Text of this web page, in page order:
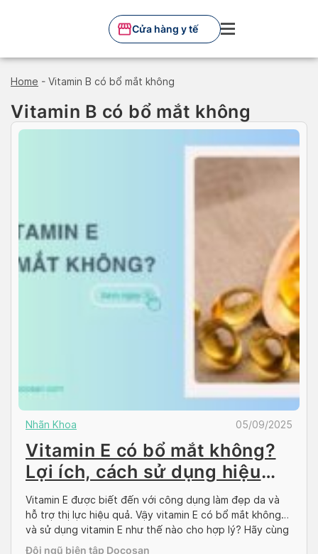
Cửa hàng y tế
Home - Vitamin B có bổ mắt không
Vitamin B có bổ mắt không
Nhãn Khoa 05/09/2025
Vitamin E có bổ mắt không?
Lợi ích, cách sử dụng hiệu
quả
Vitamin E được biết đến với công dụng làm đẹp da và
hỗ trợ thị lực hiệu quả. Vậy vitamin E có bổ mắt không
và sử dụng vitamin E như thế nào cho hợp lý? Hãy cùng
Docosan tìm hiểu trong bài viết dưới đây. Vitamin E là
Đội ngũ biên tập Docosan